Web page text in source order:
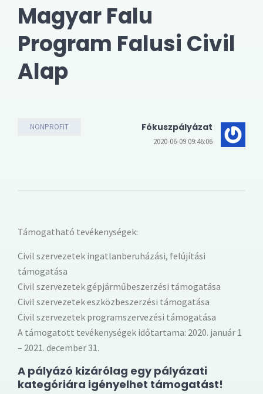
Magyar Falu
Program Falusi Civil
Alap
NONPROFIT Fókuszpályázat
2020-06-09 09:46:06
Támogatható tevékenységek:
Civil szervezetek ingatlanberuházási, felújítási
támogatása
Civil szervezetek gépjárműbeszerzési támogatása
Civil szervezetek eszközbeszerzési támogatása
Civil szervezetek programszervezési támogatása
A támogatott tevékenységek időtartama: 2020. január 1
– 2021. december 31.
A pályázó kizárólag egy pályázati
kategóriára igényelhet támogatást!